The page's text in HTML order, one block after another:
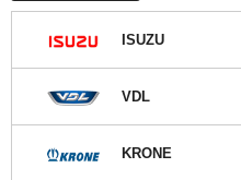
ISUZU
VDL
KRONE